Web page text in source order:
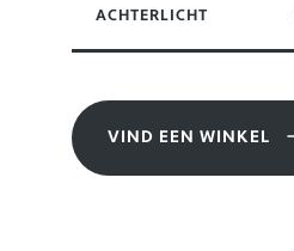
ACHTERLICHT
VIND EEN WINKEL